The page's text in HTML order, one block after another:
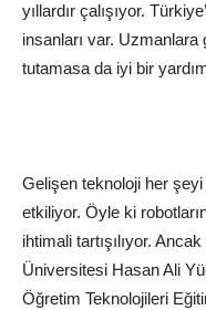
yıllardır çalışıyor. Türkiye
insanları var.
tutamasa da iyi bir
Gelişen teknoloji her
etkiliyor. Öyle ki
ihtimali tartışılıyor.
Üniversitesi Hasan Ali
Öğretim Teknolojileri